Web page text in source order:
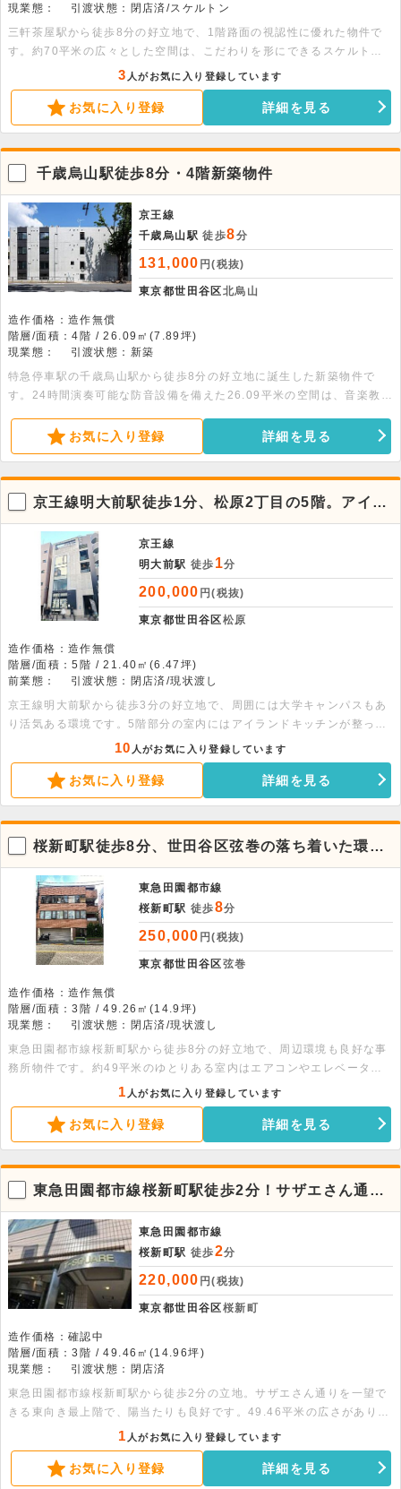
現業態：
引渡状態：閉店済/スケルトン
三軒茶屋駅から徒歩8分の好立地で、1階路面の視認性に優れた物件で
す。約70平米の広々とした空間は、こだわりを形にできるスケルトン
でのお引渡しとなります。飲食店も相談可能ですので、話題のエリアで
新しいビジネスを始めたい方に最適です。ぜひご検討ください。
3 人がお気に入り登録しています
お気に入り登録 詳細を見る
千歳烏山駅徒歩8分・4階新築物件
京王線
千歳烏山駅 徒歩8分
131,000 円(税抜)
東京都世田谷区北烏山
造作価格：造作無償
階層/面積：4階 / 26.09㎡(7.89坪)
現業態：
引渡状態：新築
特急停車駅の千歳烏山駅から徒歩8分の好立地に誕生した新築物件で
す。24時間演奏可能な防音設備を備えた26.09平米の空間は、音楽教室
問い合わせください。
お気に入り登録 詳細を見る
京王線明大前駅徒歩1分、松原2丁目の5階。アイラ
ンドキッチン付店舗です。
京王線
明大前駅 徒歩 1分
200,000 円(税抜)
東京都世田谷区松原
造作価格：造作無償
階層/面積：5階 / 21.40㎡(6.47坪)
前業態：
引渡状態：閉店済/現状渡し
京王線明大前駅から徒歩3分の好立地で、周囲には大学キャンパスもあ
り活気ある環境です。5階部分の室内にはアイランドキッチンが整って
おります。業種等はご相談ください。 ※EVは4階まで
10 人がお気に入り登録しています
お気に入り登録 詳細を見る
桜新町駅徒歩8分、世田谷区弦巻の落ち着いた環境
に位置する3階の店舗物件
東急田園都市線
桜新町駅 徒歩8分
250,000 円(税抜)
東京都世田谷区弦巻
造作価格：造作無償
階層/面積：3階 / 49.26㎡(14.9坪)
現業態：
引渡状態：閉店済/現状渡し
東急田園都市線桜新町駅から徒歩8分の好立地で、周辺環境も良好な事
務所物件です。約49平米のゆとりある室内はエアコンやエレベーター
を完備し、清潔感のある事務所仕様での引渡しとなります。ぜひご検討
ください。
1 人がお気に入り登録しています
お気に入り登録 詳細を見る
東急田園都市線桜新町駅徒歩2分！サザエさん通り
沿い3階店舗物件。
東急田園都市線
桜新町駅 徒歩2分
220,000 円(税抜)
東京都世田谷区桜新町
造作価格：確認中
階層/面積：3階 / 49.46㎡(14.96坪)
現業態：
引渡状態：閉店済
東急田園都市線桜新町駅から徒歩2分の立地。サザエさん通りを一望で
きる東向き最上階で、陽当たりも良好です。49.46平米の広さがあり、
1フロア1テナントのため独立性も保たれます。詳細につきましてはお
問い合わせください。
1 人がお気に入り登録しています
お気に入り登録 詳細を見る